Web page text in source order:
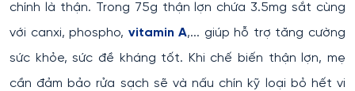
chính là thận. Trong 75g thận lợn chứa 3.5mg sắt cùng
với canxi, phospho, vitamin A,... giúp hỗ trợ tăng cường
sức khỏe, sức đề kháng tốt. Khi chế biến thận lợn, mẹ
cần đảm bảo rửa sạch sẽ và nấu chín kỹ loại bỏ hết vi